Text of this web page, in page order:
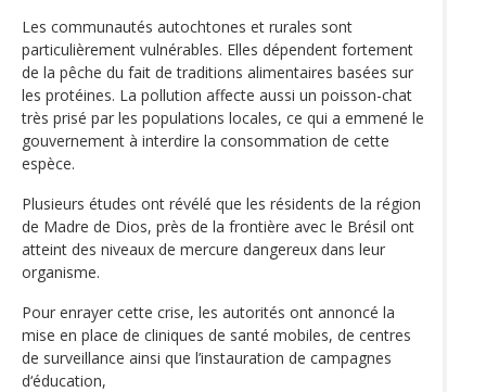
Les communautés autochtones et rurales sont
particulièrement vulnérables. Elles dépendent fortement
de la pêche du fait de traditions alimentaires basées sur
les protéines. La pollution affecte aussi un poisson-chat
très prisé par les populations locales, ce qui a emmené le
gouvernement à interdire la consommation de cette
espèce.
Plusieurs études ont révélé que les résidents de la région
de Madre de Dios, près de la frontière avec le Brésil ont
atteint des niveaux de mercure dangereux dans leur
organisme.
Pour enrayer cette crise, les autorités ont annoncé la
mise en place de cliniques de santé mobiles, de centres
de surveillance ainsi que l’instauration de campagnes
d‘éducation,